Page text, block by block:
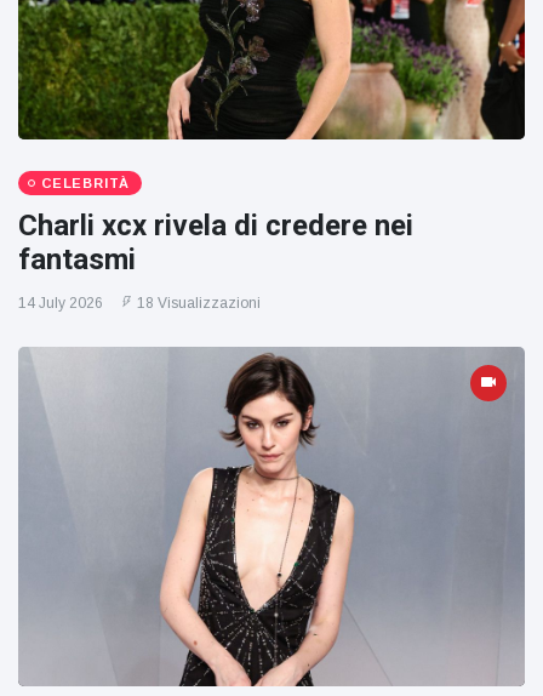
CELEBRITÀ
Charli xcx rivela di credere nei
fantasmi
14 July 2026 18 Visualizzazioni